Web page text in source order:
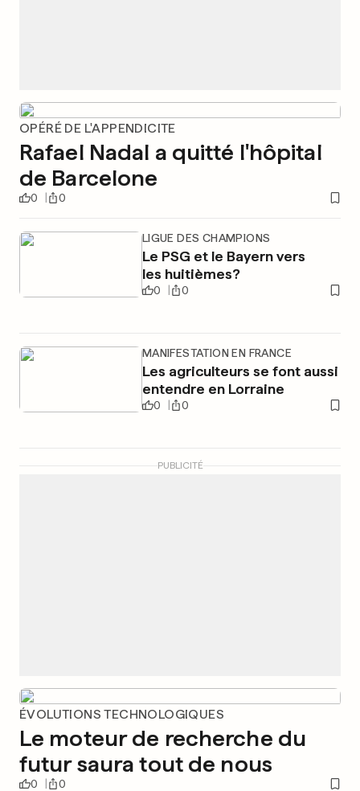
OPÉRÉ DE L'APPENDICITE
Rafael Nadal a quitté l'hôpital
de Barcelone
0 0
LIGUE DES CHAMPIONS
Le PSG et le Bayern vers
les huitièmes?
0 0
MANIFESTATION EN FRANCE
Les agriculteurs se font aussi
entendre en Lorraine
0 0
PUBLICITÉ
ÉVOLUTIONS TECHNOLOGIQUES
Le moteur de recherche du
futur saura tout de nous
0 0